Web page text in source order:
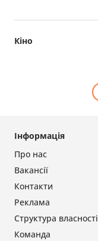
Кіно
Інформація
Про нас
Вакансії
Контакти
Реклама
Структура власності
Команда